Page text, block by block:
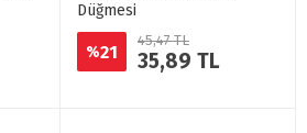
Düğmesi
%21
45,47 TL
35,89 TL